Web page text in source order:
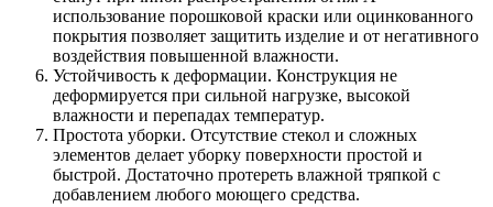
использование порошковой краски или оцинкованного
покрытия позволяет защитить изделие и от негативного
воздействия повышенной влажности.
Устойчивость к деформации. Конструкция не
деформируется при сильной нагрузке, высокой
влажности и перепадах температур.
Простота уборки. Отсутствие стекол и сложных
элементов делает уборку поверхности простой и
быстрой. Достаточно протереть влажной тряпкой с
добавлением любого моющего средства.